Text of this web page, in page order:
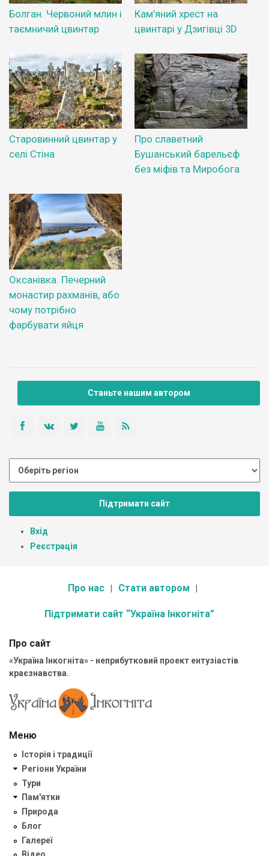
Болган. Червоний млин і
таємничий цвинтар
Кам’яний хрест на
цвинтарі у Дзигівці 3D
Старовинний цвинтар у
селі Стіна
Про славетний
Бушанський барельєф
без міфів та Миробога
Оксанівка. Печерний
монастир рахманів, або
чому потрібно
фарбувати яйця
Станьте нашим автором
Підтримати сайт
Вхід
Реєстрація
Про нас Стати автором
Підтримати сайт “Україна Інкогніта”
Про сайт
«Україна Інкогніта» - неприбутковий проект ентузіастів
краєзнавства.
Меню
Історія і традиції
Регіони України
Тури
Пам'ятки
Природа
Блог
Галереї